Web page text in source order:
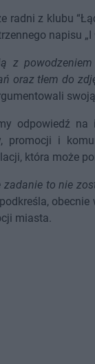
radni z klubu
napisu „I
z
oraz tłem do
odpowiedź na
promocji i
która może
zadanie to nie
miasta.